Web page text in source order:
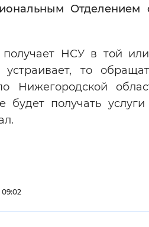
Отделением
получает НСУ в той
то
Нижегородской
получать